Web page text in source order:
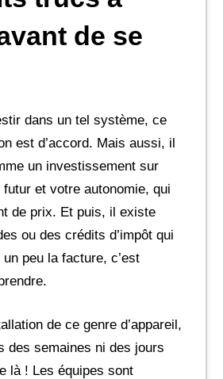
de se
dans un tel système, ce
est d’accord. Mais aussi, il
un investissement sur
futur et votre autonomie, qui
de prix. Et puis, il existe
ou des crédits d’impôt qui
peu la facture, c’est
de ce genre d’appareil,
des semaines ni des jours
là ! Les équipes sont